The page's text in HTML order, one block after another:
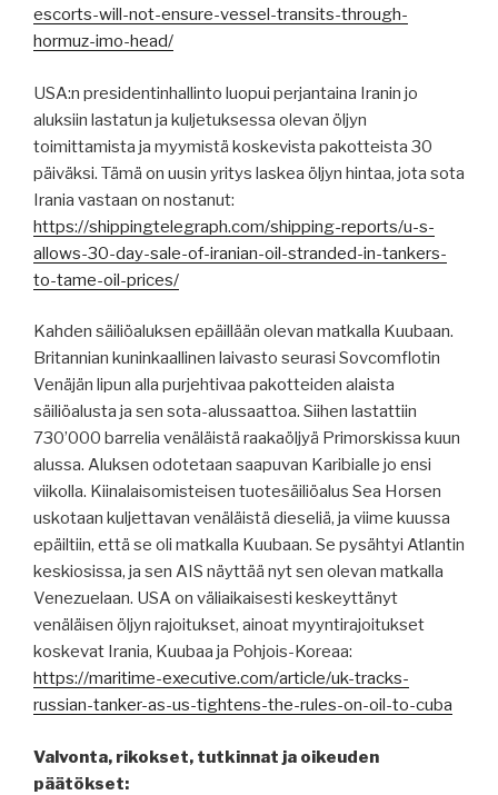
escorts-will-not-ensure-vessel-transits-through-
hormuz-imo-head/
USA:n presidentinhallinto luopui perjantaina Iranin jo
aluksiin lastatun ja kuljetuksessa olevan öljyn
toimittamista ja myymistä koskevista pakotteista 30
päiväksi. Tämä on uusin yritys laskea öljyn hintaa, jota sota
Irania vastaan ​​on nostanut:
https://shippingtelegraph.com/shipping-reports/u-s-
allows-30-day-sale-of-iranian-oil-stranded-in-tankers-
to-tame-oil-prices/
Kahden säiliöaluksen epäillään olevan matkalla Kuubaan.
Britannian kuninkaallinen laivasto seurasi Sovcomflotin
Venäjän lipun alla purjehtivaa pakotteiden alaista
säiliöalusta ja sen sota-alussaattoa. Siihen lastattiin
730’000 barrelia venäläistä raakaöljyä Primorskissa kuun
alussa. Aluksen odotetaan saapuvan Karibialle jo ensi
viikolla. Kiinalaisomisteisen tuotesäiliöalus Sea Horsen
uskotaan kuljettavan venäläistä dieseliä, ja viime kuussa
epäiltiin, että se oli matkalla Kuubaan. Se pysähtyi Atlantin
keskiosissa, ja sen AIS näyttää nyt sen olevan matkalla
Venezuelaan. USA on väliaikaisesti keskeyttänyt
venäläisen öljyn rajoitukset, ainoat myyntirajoitukset
koskevat Irania, Kuubaa ja Pohjois-Koreaa:
https://maritime-executive.com/article/uk-tracks-
russian-tanker-as-us-tightens-the-rules-on-oil-to-cuba
Valvonta, rikokset, tutkinnat ja oikeuden
päätökset: